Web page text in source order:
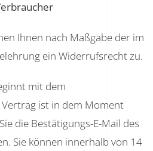
Ihnen nach Maßgabe der im
ein Widerrufsrecht zu.
mit dem
ist in dem Moment
die Bestätigungs-E-Mail des
Sie können innerhalb von 14